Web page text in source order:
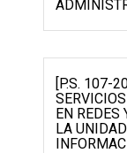
[P.S. 107-
EN REDES
LA